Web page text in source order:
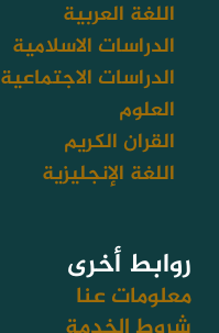
e
اللغة العربية
الدراسات الاسلامية
الدراسات الاجتماعية
العلوم
القران الكريم
اللغة الإنجليزية
روابط أخرى
معلومات عنا